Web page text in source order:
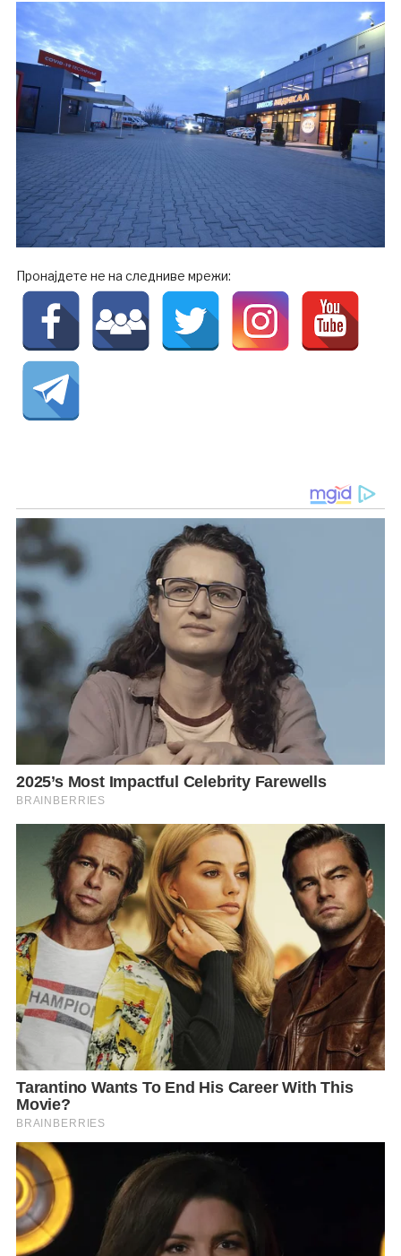
Пронајдете не на следниве мрежи: